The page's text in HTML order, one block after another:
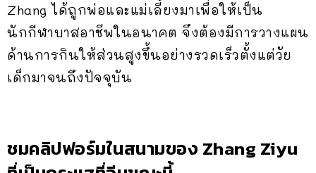
Zhang ได้ถูกพ่อและแม่เลี้ยงมาเพื่อให้เป็น
นักกีฬาบาสอาชีพในอนาคต จึงต้องมีการวางแผน
ด้านการกินให้ส่วนสูงขึ้นอย่างรวดเร็วตั้งแต่วัย
เด็กมาจนถึงปัจจุบัน
ชมคลิปฟอร์มในสนามของ Zhang Ziyu